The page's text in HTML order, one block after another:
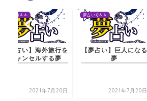
夢占いＱ＆Ａ
【夢占い】海外旅行を
キャンセルする夢
2021年7月20日
夢占いＱ＆Ａ
【夢占い】巨人になる
夢
2021年7月20日